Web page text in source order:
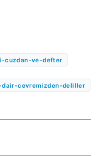
cuzdan-ve-defter
cevremizden-deliller